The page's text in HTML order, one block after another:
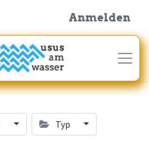
Anmelden
Typ